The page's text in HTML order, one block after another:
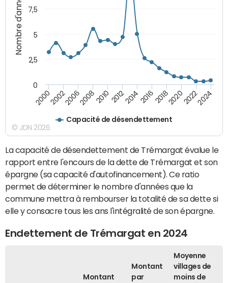
Nombre d'années
Capacité de désendettement
20002002200620082010 2012201420162018202020222024
0
2,5
5
7,5
© JDN 2026
La capacité de désendettement de Trémargat évalue le
rapport entre l'encours de la dette de Trémargat et son
épargne (sa capacité d'autofinancement). Ce ratio
permet de déterminer le nombre d'années que la
commune mettra à rembourser la totalité de sa dette si
elle y consacre tous les ans l'intégralité de son épargne.
Endettement de Trémargat en 2024
Montant
Montant
par
Moyenne
villages de
moins de